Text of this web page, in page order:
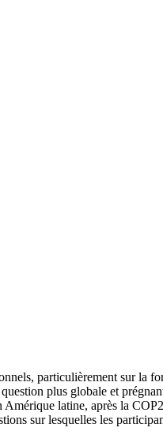
particulièrement sur la
plus globale et
latine, après la
sur lesquelles les